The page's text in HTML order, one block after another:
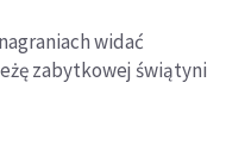
widać
zabytkowej świątyni